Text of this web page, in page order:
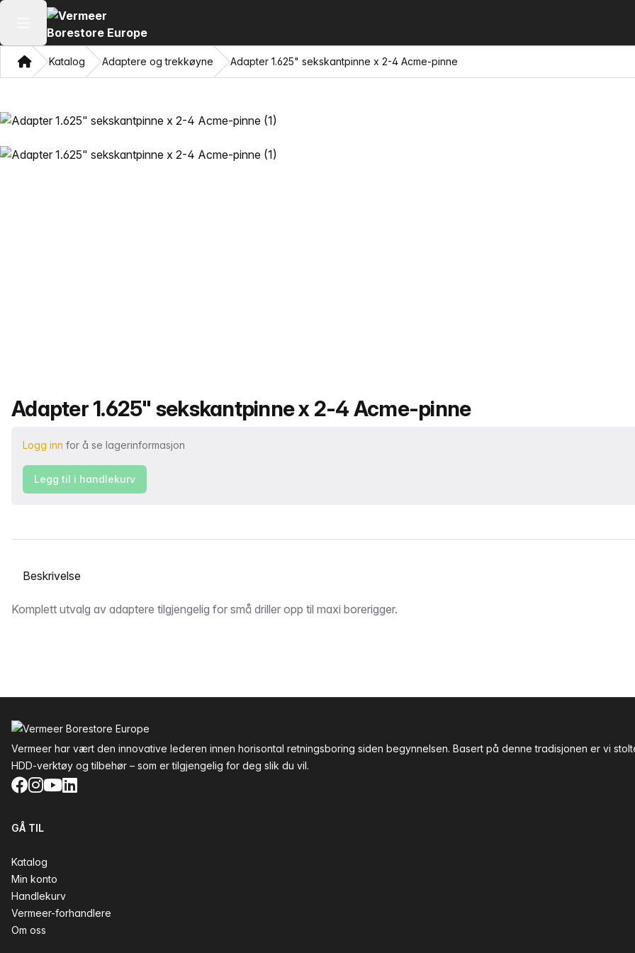
Åpne hovedmenyen
HjemKatalog Adaptere og trekkøyne Adapter 1.625" sekskantpinne x 2-4 Acme-pinne
Produktnavn
Adapter 1.625" sekskantpinne x 2-4 Acme-pinne
Logg inn for å se lagerinformasjon
Legg til i handlekurv
Velg en fane
Beskrivelse
Komplett utvalg av adaptere tilgjengelig for små driller opp til maxi borerigger.
Vermeer har vært den innovative lederen innen horisontal retningsboring siden begynnelsen. Basert på denne tradisjonen er vi
HDD-verktøy og tilbehør – som er tilgjengelig for deg slik du vil.
Facebook
Instagram
YouTube
LinkedIn
GÅ TIL
Katalog
Min konto
Handlekurv
Vermeer-forhandlere
Om oss